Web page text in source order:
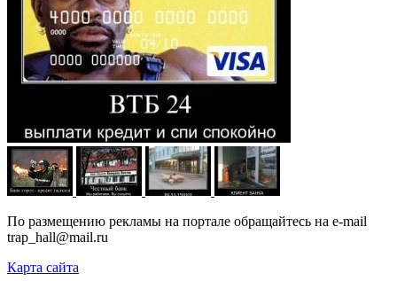
По размещению рекламы на портале обращайтесь на e-mail
trap_hall@mail.ru
Карта сайта